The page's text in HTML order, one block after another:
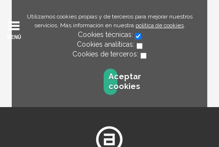
Utilizamos cookies propias y de terceros para mejorar nuestros
servicios. Más información en nuestra política de cookies.
Cookies técnicas:
Cookies analíticas:
Cookies de terceros:
Aceptar
cookies
MENÚ